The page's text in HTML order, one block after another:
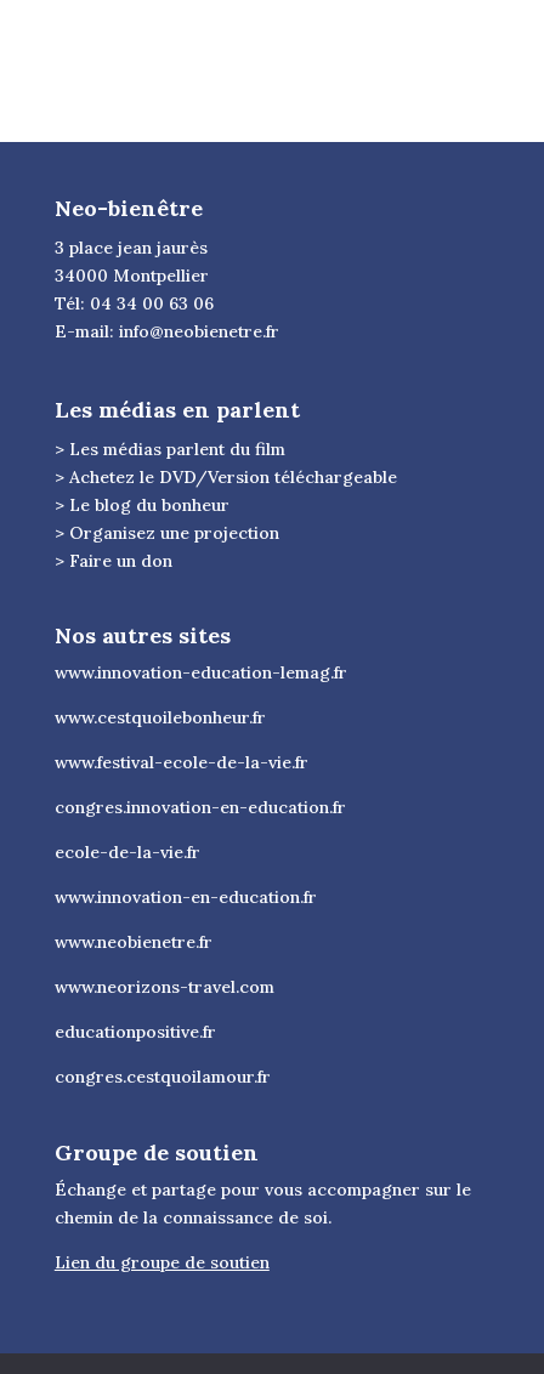
Neo-bienêtre
3 place jean jaurès
34000 Montpellier
Tél: 04 34 00 63 06
E-mail: info@neobienetre.fr
Les médias en parlent
> Les médias parlent du film
> Achetez le DVD/Version téléchargeable
> Le blog du bonheur
> Organisez une projection
> Faire un don
Nos autres sites
www.innovation-education-lemag.fr
www.cestquoilebonheur.fr
www.festival-ecole-de-la-vie.fr
congres.innovation-en-education.fr
ecole-de-la-vie.fr
www.innovation-en-education.fr
www.neobienetre.fr
www.neorizons-travel.com
educationpositive.fr
congres.cestquoilamour.fr
Groupe de soutien
Échange et partage pour vous accompagner sur le
chemin de la connaissance de soi.
Lien du groupe de soutien